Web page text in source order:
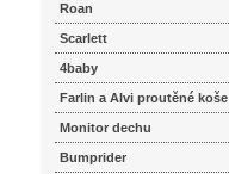
Roan
Scarlett
4baby
Farlin a Alvi proutěné koše
Monitor dechu
Bumprider